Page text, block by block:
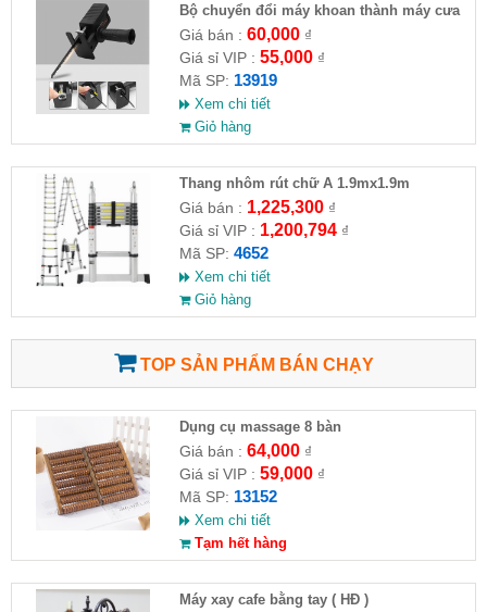
Bộ chuyển đổi máy khoan thành máy cưa
(loại có thương hiệu)
Giá bán : 60,000₫
Giá sỉ VIP : 55,000₫
Mã SP: 13919
Xem chi tiết
Giỏ hàng
Thang nhôm rút chữ A 1.9mx1.9m
Giá bán : 1,225,300₫
Giá sỉ VIP : 1,200,794₫
Mã SP: 4652
Xem chi tiết
Giỏ hàng
TOP SẢN PHẨM BÁN CHẠY
Dụng cụ massage 8 bàn
Giá bán : 64,000₫
Giá sỉ VIP : 59,000₫
Mã SP: 13152
Xem chi tiết
Tạm hết hàng
Máy xay cafe bằng tay ( HĐ )